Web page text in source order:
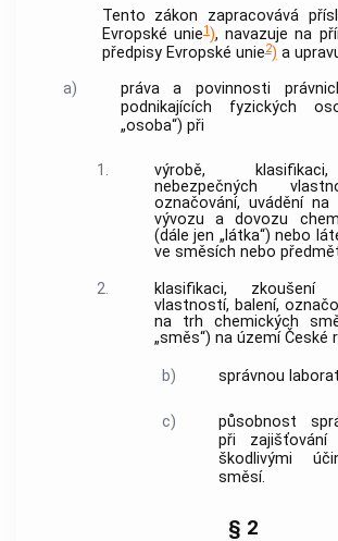
Tento zákon zapracovává
Evropské unie1), navazuje na
předpisy Evropské unie2) a
a)
práva a povinnosti
podnikajících fyzických
„osoba“) při
1.
výrobě,
nebezpečných
označování, uvádění na
vývozu a dovozu
(dále jen „látka“) nebo
ve směsích nebo
2.
klasifikaci, zkoušení
vlastností, balení,
na trh chemických
„směs“) na území České
b) správnou
c)
působnost
při zajišťování
škodlivými
směsí.
§ 2